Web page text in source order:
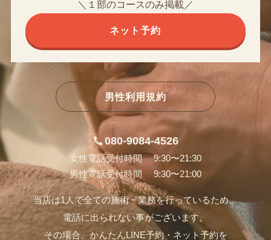
＼１部のコースのみ掲載／
ネット予約
男性利用規約
080-9084-4526
女性電話受付時間 9:30〜21:30
男性電話受付時間 9:30〜21:00
当店は1人で全ての施術・業務を行っているため、
電話に出られない事がございます。
その場合、かんたんLINE予約・ネット予約を